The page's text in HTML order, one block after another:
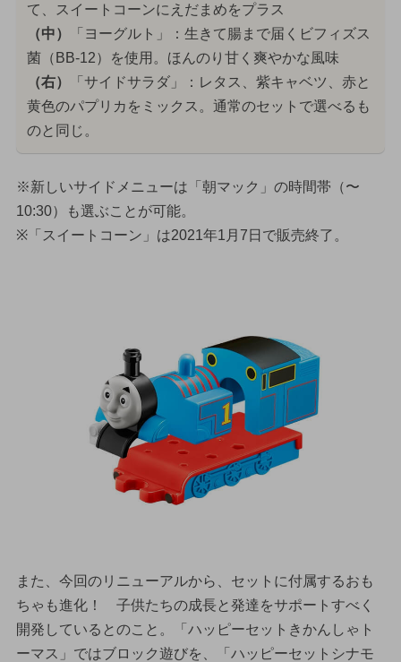
て、スイートコーンにえだまめをプラス
（中）
「ヨーグルト」：生きて腸まで届くビフィズス
菌（BB-12）を使用。ほんのり甘く爽やかな風味
（右）
「サイドサラダ」：レタス、紫キャベツ、赤と
黄色のパプリカをミックス。通常のセットで選べるも
のと同じ。
※新しいサイドメニューは「朝マック」の時間帯（〜
10:30）も選ぶことが可能。
※「スイートコーン」は2021年1月7日で販売終了。
また、今回のリニューアルから、セットに付属するおも
ちゃも進化！ 子供たちの成長と発達をサポートすべく
開発しているとのこと。「ハッピーセットきかんしゃト
ーマス」ではブロック遊びを、「ハッピーセットシナモ